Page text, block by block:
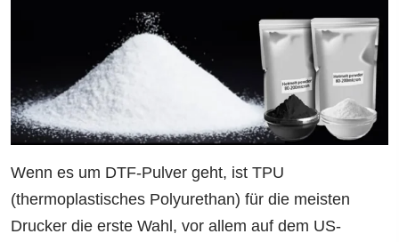
Wenn es um DTF-Pulver geht, ist TPU
(thermoplastisches Polyurethan) für die meisten
Drucker die erste Wahl, vor allem auf dem US-